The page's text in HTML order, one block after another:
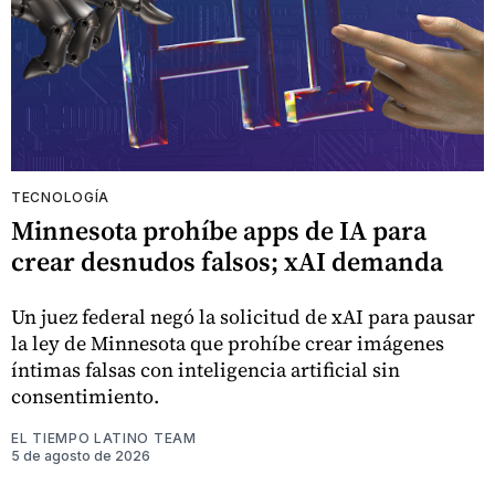
TECNOLOGÍA
Minnesota prohíbe apps de IA para
crear desnudos falsos; xAI demanda
Un juez federal negó la solicitud de xAI para pausar
la ley de Minnesota que prohíbe crear imágenes
íntimas falsas con inteligencia artificial sin
consentimiento.
EL TIEMPO LATINO TEAM
5 de agosto de 2026